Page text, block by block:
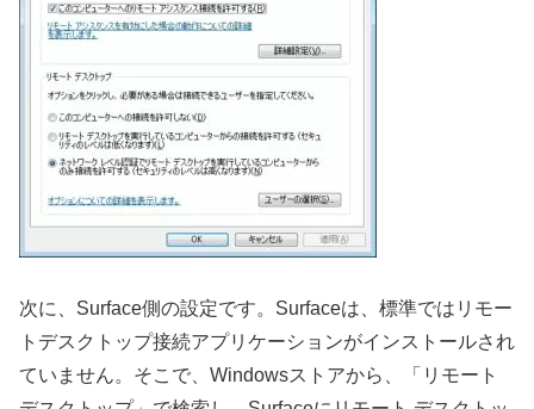
次に、Surface側の設定です。Surfaceは、標準ではリモー
トデスクトップ接続アプリケーションがインストールされ
ていません。そこで、Windowsストアから、「リモート